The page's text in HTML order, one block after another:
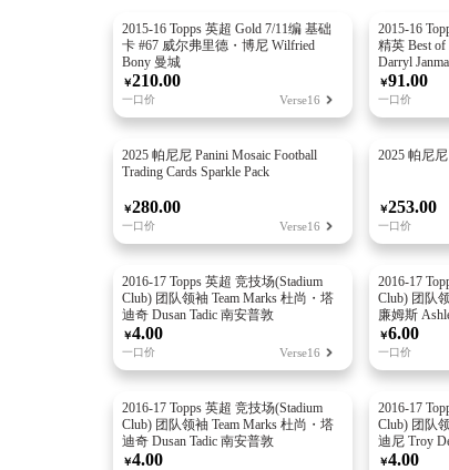
2015-16 Topps 英超 Gold 7/11编 基础
卡 #67 威尔弗里德・博尼 Wilfried
Bony 曼城
￥210.00
一口价 Verse16
2015-16
精英 Best
Darryl
￥91.00
一口价
2025 帕尼尼 Panini Mosaic Football
Trading Cards Sparkle Pack
￥280.00
一口价 Verse16
2025 帕尼尼
￥253.00
一口价
2016-17 Topps 英超 竞技场(Stadium
Club) 团队领袖 Team Marks 杜尚・塔
迪奇 Dusan Tadic 南安普敦
￥4.00
一口价 Verse16
2016-17
Club) 团队
廉姆斯
￥6.00
一口价
2016-17 Topps 英超 竞技场(Stadium
Club) 团队领袖 Team Marks 杜尚・塔
迪奇 Dusan Tadic 南安普敦
￥4.00
2016-17
Club) 团队
迪尼 Troy
￥4.00